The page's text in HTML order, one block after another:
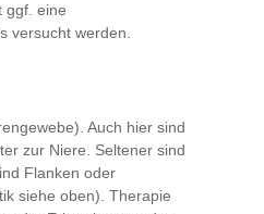
ggf. eine
versucht werden.
Auch hier sind
zur Niere. Seltener sind
Flanken oder
siehe oben). Therapie